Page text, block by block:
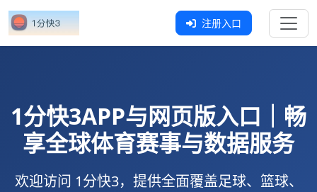
注册入口
1分快3APP与网页版入口｜畅
享全球体育赛事与数据服务
欢迎访问 1分快3，提供全面覆盖足球、篮球、